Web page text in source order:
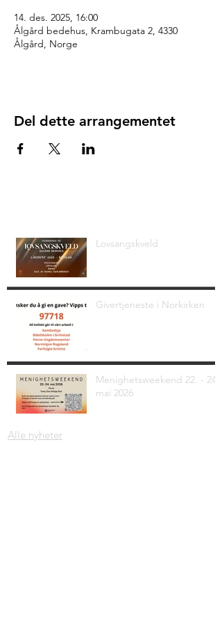
14. des. 2025, 16:00
Ålgård bedehus, Krambugata 2, 4330
Ålgård, Norge
Del dette arrangementet
Lovsangskveld
Givertjeneste i Norkirken
Menighetsweekend 22. - 24.
mai 2026
Alle nyheter